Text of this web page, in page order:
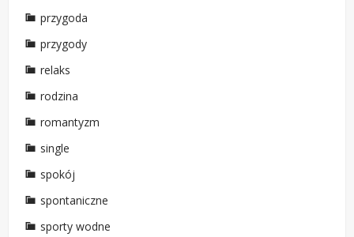
przygoda
przygody
relaks
rodzina
romantyzm
single
spokój
spontaniczne
sporty wodne